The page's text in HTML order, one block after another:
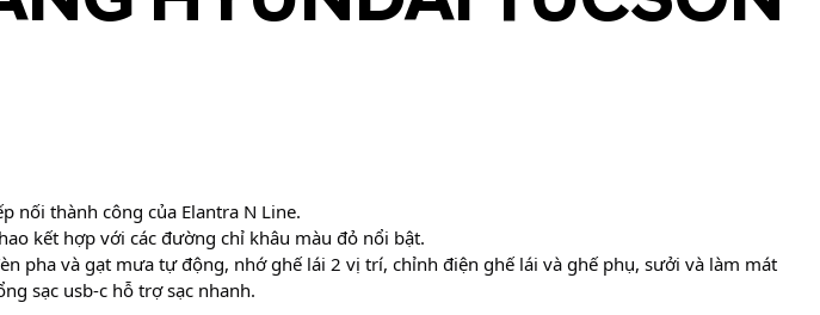
nối thành công của Elantra N Line.
kết hợp với các đường chỉ khâu màu đỏ nổi bật.
pha và gạt mưa tự động, nhớ ghế lái 2 vị trí, chỉnh điện ghế lái và ghế phụ, sưởi và làm mát
sạc usb-c hỗ trợ sạc nhanh.